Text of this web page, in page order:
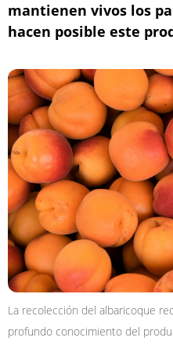
mantienen vivos los
hacen posible este
La recolección del albaricoque
profundo conocimiento del